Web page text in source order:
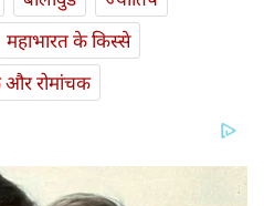
महाभारत के किस्से
और रोमांचक